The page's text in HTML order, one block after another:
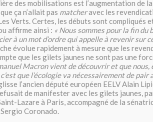
des mobilisations est l’augmentation de
ça n’allait pas matcheravec les
Verts. Certes, les débuts sont compliqués
affirme ainsi : « Nous sommes pour la fin du
à un mot d’ordre qui appelle à revenir sur
évolue rapidement à mesure que les
que les gilets jaunes ne sont pas une
Macron vient de découvrir et que
que l’écologie va nécessairement de
l’ancien député européen EELV Alain
de manifester avec les gilets jaunes,
Lazare à Paris, accompagné de la
Coronado.